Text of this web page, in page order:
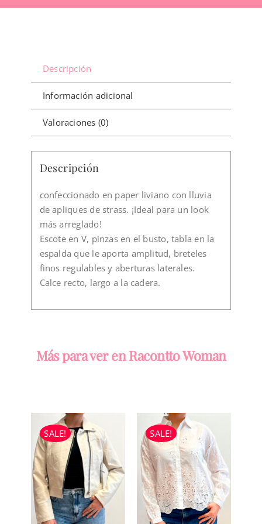
Descripción
Información adicional
Valoraciones (0)
Descripción
confeccionado en paper liviano con lluvia
de apliques de strass. ¡Ideal para un look
más arreglado!
Escote en V, pinzas en el busto, tabla en la
espalda que le aporta amplitud, breteles
finos regulables y aberturas laterales.
Calce recto, largo a la cadera.
Más para ver en Racontto Woman
SALE!
PRODUCTO
TIENE
VARIAS
SALE!
SELECCIONAR
OPCIONESESTE
PRODUCTO
TIENE
VARIAS